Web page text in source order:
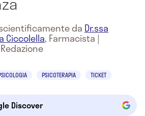
da Dr.ssa
Ciccolella, Farmacista |
PSICOTERAPIA TICKET
Discover